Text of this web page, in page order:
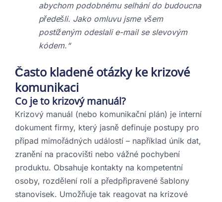
abychom podobnému selhání do budoucna
předešli. Jako omluvu jsme všem
postiženým odeslali e-mail se slevovým
kódem.“
Často kladené otázky ke krizové
komunikaci
Co je to krizový manuál?
Krizový manuál (nebo komunikační plán) je interní
dokument firmy, který jasně definuje postupy pro
případ mimořádných událostí – například únik dat,
zranění na pracovišti nebo vážné pochybení
produktu. Obsahuje kontakty na kompetentní
osoby, rozdělení rolí a předpřipravené šablony
stanovisek. Umožňuje tak reagovat na krizové